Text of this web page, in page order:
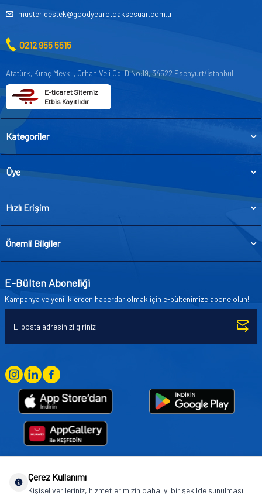
musteridestek@goodyearotoaksesuar.com.tr
0212 955 5515
Atatürk, Kıraç Mevkii, Orhan Veli Cd. D:No:19, 34522 Esenyurt/İstanbul
E-ticaret Sitemiz
Etbis Kayıtlıdır
Kategoriler
Üye
Hızlı Erişim
Önemli Bilgiler
E-Bülten Aboneliği
Kampanya ve yeniliklerden haberdar olmak için e-bültenimize abone olun!
Goodyear (and Winged Foot Design) are trademarks of or licensed to The Goodyear
Çerez Kullanımı
Kişisel verileriniz, hizmetlerimizin daha iyi bir şekilde sunulması